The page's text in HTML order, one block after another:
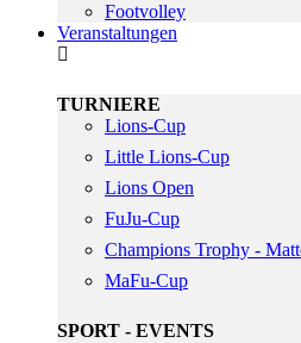
Footvolley
Veranstaltungen
TURNIERE
Lions-Cup
Little Lions-Cup
Lions Open
FuJu-Cup
Champions Trophy -
MaFu-Cup
SPORT - EVENTS